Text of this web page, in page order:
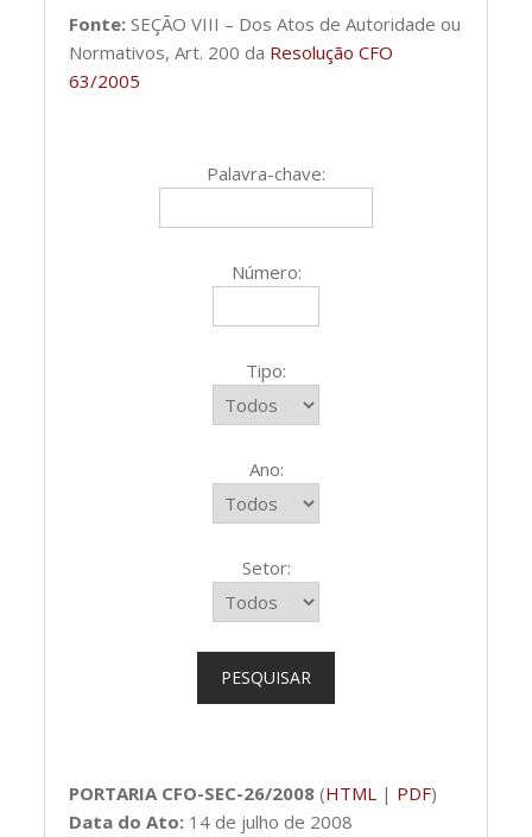
Fonte: SEÇÃO VIII – Dos Atos de Autoridade ou
Normativos, Art. 200 da Resolução CFO
63/2005
Palavra-chave:
Número:
Tipo:
Ano:
Setor:
PESQUISAR
PORTARIA CFO-SEC-26/2008 (HTML | PDF)
Data do Ato: 14 de julho de 2008